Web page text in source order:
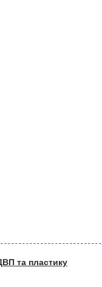
та пластику